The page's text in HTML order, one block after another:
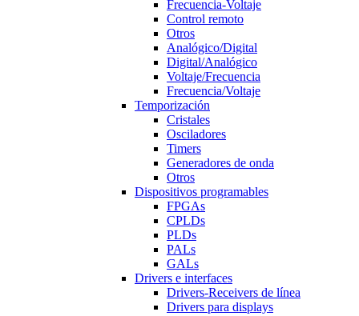
Frecuencia-Voltaje
Control remoto
Otros
Analógico/Digital
Digital/Analógico
Voltaje/Frecuencia
Frecuencia/Voltaje
Temporización
Cristales
Osciladores
Timers
Generadores de onda
Otros
Dispositivos programables
FPGAs
CPLDs
PLDs
PALs
GALs
Drivers e interfaces
Drivers-Receivers de línea
Drivers para displays